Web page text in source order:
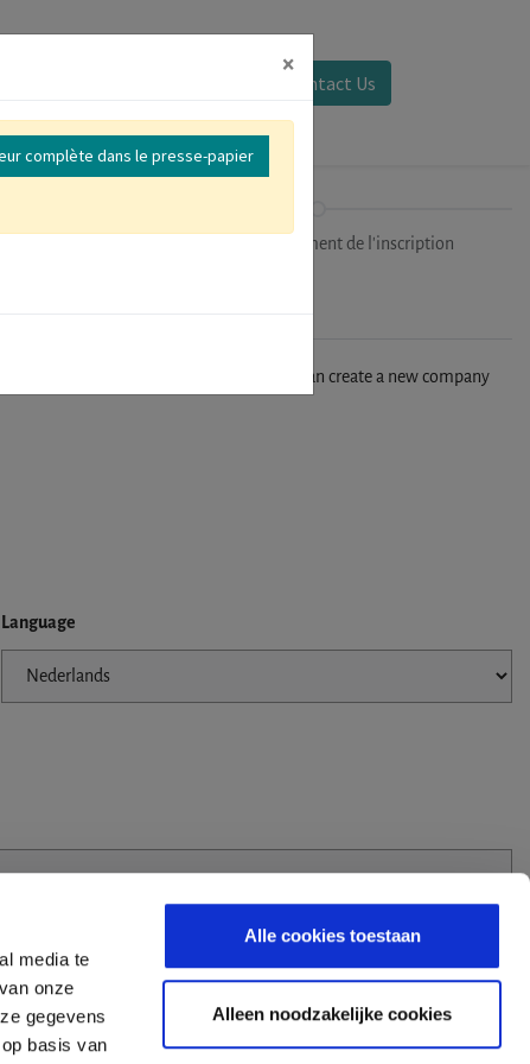
media te
onze
gegevens
basis van
Alle cookies toestaan
Alleen noodzakelijke cookies
Contact Us
Finalisation/Paiement de l'inscription
your company in our database, you can create a new company
Language
×
complète dans le presse-papier